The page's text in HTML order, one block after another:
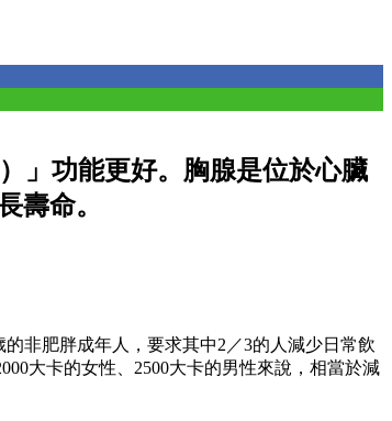
」功能更好。胸腺是位於心臟
壽命。
非肥胖成年人，要求其中2／3的人減少日常飲
大卡的女性、2500大卡的男性來說，相當於減